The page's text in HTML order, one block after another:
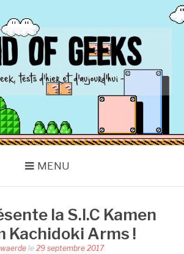
GEEKS
MENU
la S.I.C Kamen
Kachidoki Arms !
le 29 septembre 2017